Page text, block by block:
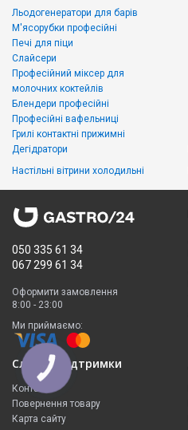
Льодогенератори для барів
М'ясорубки професійні
Печі для піци
Слайсери
Професійний міксер для
молочних коктейлів
Блендери професійні
Професійні вафельниці
Грилі контактні прижимні
Дегідратори
Настільні вітрини холодильні
050 335 61 34
067 299 61 34
Оформити замовлення
8:00 - 23:00
Ми приймаємо:
Служба підтримки
Контакти
Повернення товару
Карта сайту
КНОПКА
ЗВ'ЯЗКУ